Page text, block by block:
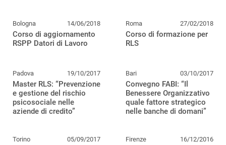
Bologna 14/06/2018
Corso di aggiornamento
RSPP Datori di Lavoro
Roma 27/02/2018
Corso di formazione per
RLS
Padova 19/10/2017
Master RLS: “Prevenzione
e gestione del rischio
psicosociale nelle
aziende di credito”
Bari 03/10/2017
Convegno FABI: “Il
Benessere Organizzativo
quale fattore strategico
nelle banche di domani”
Torino 05/09/2017 Firenze 16/12/2016